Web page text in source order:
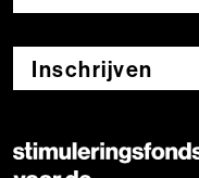
Inschrijven